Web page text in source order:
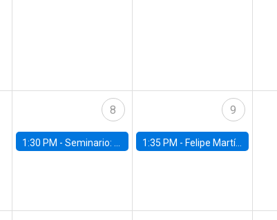
8
1:30 PM -Seminario: “Recuperando la humanidad para progresar en la era de la IA»
9
1:35 PM - Felipe Martínez, alumno Doctorado en Economía UC